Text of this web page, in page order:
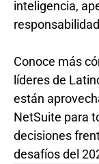
inteligencia,
Conoce más
líderes de
están
NetSuite para
decisiones
desafíos del